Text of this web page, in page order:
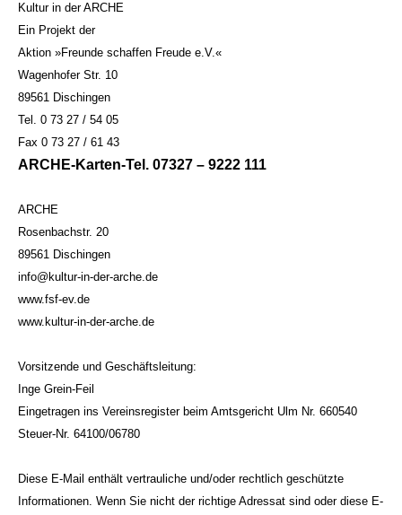
Kultur in der ARCHE
Ein Projekt der
Aktion »Freunde schaffen Freude e.V.«
Wagenhofer Str. 10
89561 Dischingen
Tel. 0 73 27 / 54 05
Fax 0 73 27 / 61 43
ARCHE-Karten-Tel. 07327 – 9222 111
ARCHE
Rosenbachstr. 20
89561 Dischingen
info@kultur-in-der-arche.de
www.fsf-ev.de
www.kultur-in-der-arche.de
Vorsitzende und Geschäftsleitung:
Inge Grein-Feil
Eingetragen ins Vereinsregister beim Amtsgericht Ulm Nr. 660540
Steuer-Nr. 64100/06780
Diese E-Mail enthält vertrauliche und/oder rechtlich geschützte
Informationen. Wenn Sie nicht der richtige Adressat sind oder diese E-